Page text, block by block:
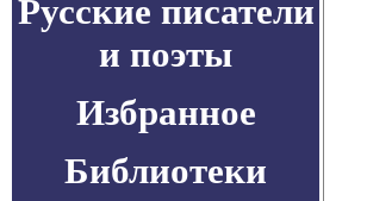
Русские писатели
и поэты
Избранное
Библиотеки